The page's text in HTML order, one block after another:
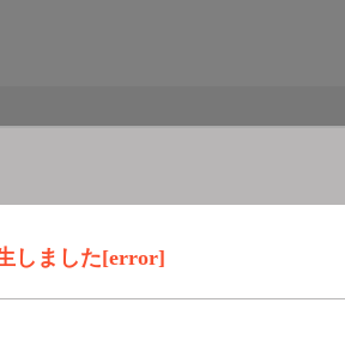
しました[error]